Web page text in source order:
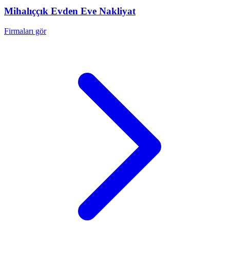
Mihalıççık Evden Eve Nakliyat
Firmaları gör